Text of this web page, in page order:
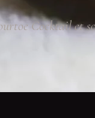
Cocktail et